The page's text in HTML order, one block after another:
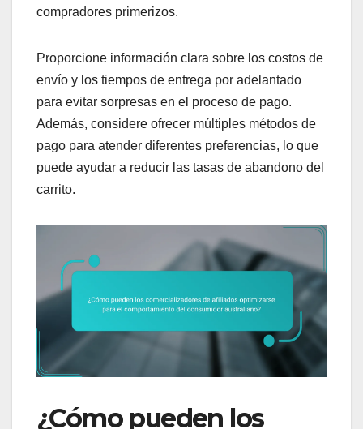
compradores primerizos.
Proporcione información clara sobre los costos de
envío y los tiempos de entrega por adelantado
para evitar sorpresas en el proceso de pago.
Además, considere ofrecer múltiples métodos de
pago para atender diferentes preferencias, lo que
puede ayudar a reducir las tasas de abandono del
carrito.
¿Cómo pueden los